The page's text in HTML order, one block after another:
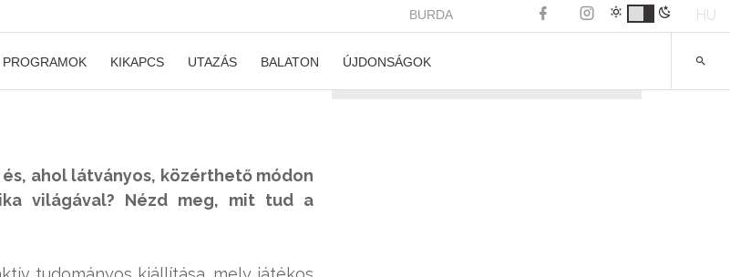
BURDA HU
PROGRAMOK KIKAPCS UTAZÁS BALATON ÚJDONSÁGOK
ahol látványos, közérthető módon
világával? Nézd meg, mit tud a